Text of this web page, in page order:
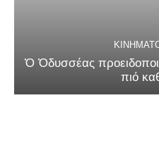
Ὁ Ὀδυσσέας
πιό